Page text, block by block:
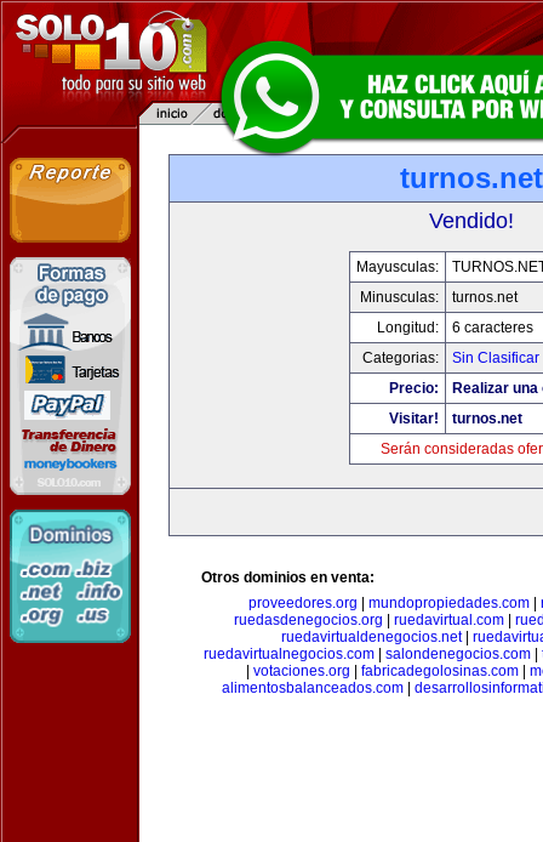
turnos.net
Vendido!
Mayusculas:
Minusculas:
turnos.net
Longitud:
6 caracteres
Categorias:
Sin Clasificar
Precio:
Realizar
Visitar!
turnos.net
Serán consideradas
Otros dominios en venta:
proveedores.org
mundopropiedades.com|
ruedasdenegocios.org
ruedavirtual.com|
ruedavirtualdenegocios.net|
ruedavirtualnegocios.com| salondenegocios.com|
votaciones.org fabricadegolosinas.com
alimentosbalanceados.com